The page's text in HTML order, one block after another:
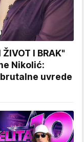
I BRAK"
Nikolić:
uvrede